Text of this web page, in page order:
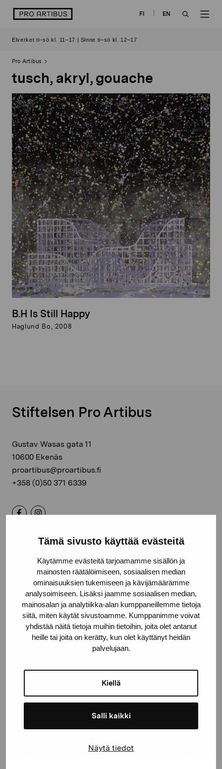
Tämä sivusto käyttää evästeitä
Käytämme evästeitä tarjoamamme sisällön ja
mainosten räätälöimiseen, sosiaalisen median
ominaisuuksien tukemiseen ja kävijämäärämme
analysoimiseen. Lisäksi jaamme sosiaalisen median,
mainosalan ja analytiikka-alan kumppaneillemme tietoja
siitä, miten käytät sivustoamme. Kumppanimme voivat
yhdistää näitä tietoja muihin tietoihin, joita olet antanut
heille tai joita on kerätty, kun olet käyttänyt heidän
palvelujaan.
Kiellä
Salli kaikki
Näytä tiedot
logo FI
EN
Elverket ti–sö kl. 11–17 | Sinne ti–sö kl. 12–17
Pro Artibus
tusch, akryl, gouache
B.H Is Still Happy
Haglund Bo, 2008
Stiftelsen Pro Artibus
Gustav Wasas gata 11
10600 Ekenäs
proartibus@proartibus.fi
+358 (0)50 371 6339
Kontakta oss
Håll dig uppdaterad om aktuella
utställningar och evenemang